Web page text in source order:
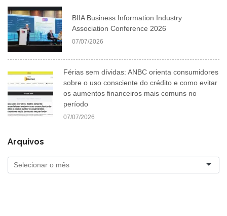
BIIA Business Information Industry
Association Conference 2026
07/07/2026
Férias sem dívidas: ANBC orienta consumidores
sobre o uso consciente do crédito e como evitar
os aumentos financeiros mais comuns no
período
07/07/2026
Arquivos